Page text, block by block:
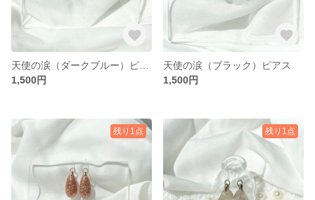
1,500円
天使の涙（ブラック）ピアス
1,500円
残り1点 残り1点